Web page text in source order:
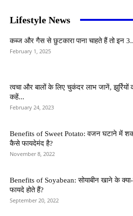
Lifestyle News
कब्ज और गैस से छुटकारा पाना चाहते हैं तो इन
February 1, 2025
त्वचा और बालों के लिए चुकंदर लाभ जानें, झुर्रियों
कहें...
February 24, 2023
Benefits of Sweet Potato: वजन घटाने में
कैसे फायदेमंद है?
November 8, 2022
Benefits of Soyabean: सोयाबीन खाने के क्या-
फायदे होते हैं?
September 20, 2022